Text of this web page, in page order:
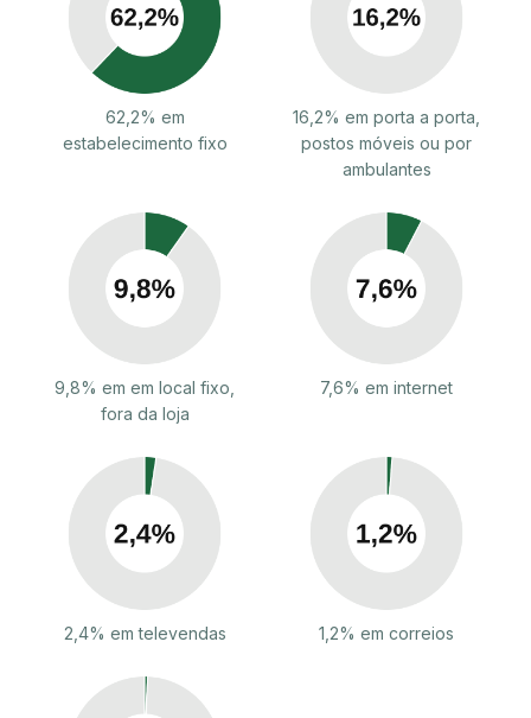
62,2% em
estabelecimento fixo
16,2% em porta a porta,
postos móveis ou por
ambulantes
9,8% em em local fixo,
fora da loja
7,6% em internet
2,4% em televendas 1,2% em correios